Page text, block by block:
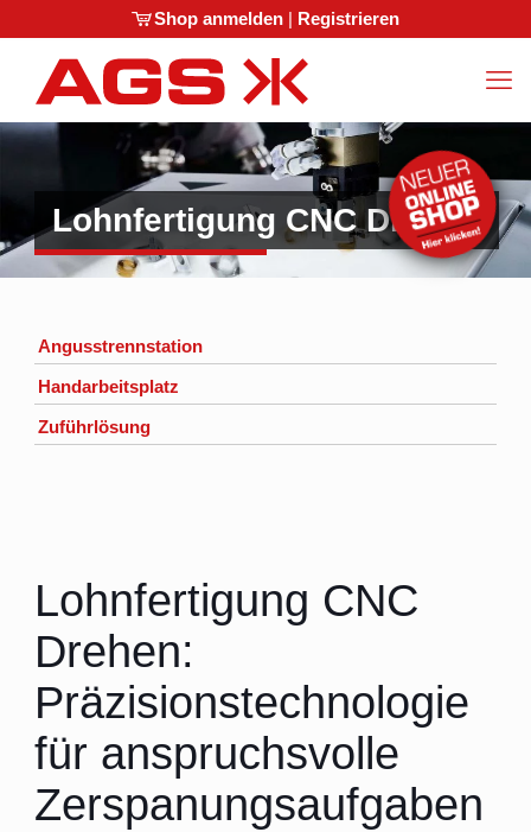
Shop anmelden | Registrieren
Lohnfertigung CNC Drehen
Angusstrennstation
Handarbeitsplatz
Zuführlösung
Lohnfertigung CNC
Drehen:
Präzisionstechnologie
für anspruchsvolle
Zerspanungsaufgaben